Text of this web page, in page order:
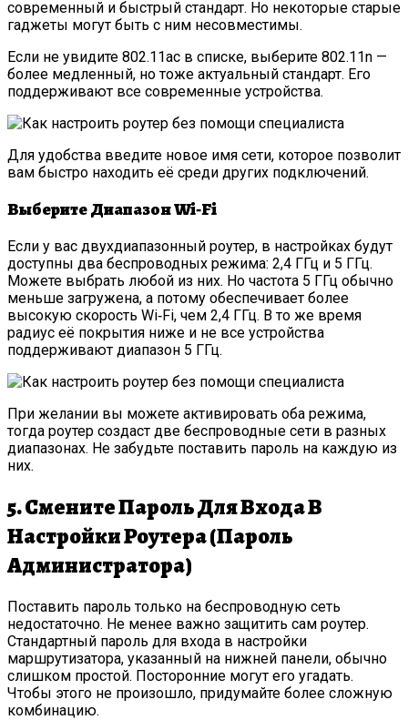
современный и быстрый стандарт. Но некоторые старые
гаджеты могут быть с ним несовместимы.
Если не увидите 802.11ac в списке, выберите 802.11n —
более медленный, но тоже актуальный стандарт. Его
поддерживают все современные устройства.
Для удобства введите новое имя сети, которое позволит
вам быстро находить её среди других подключений.
Выберите Диапазон Wi‑Fi
Если у вас двухдиапазонный роутер, в настройках будут
доступны два беспроводных режима: 2,4 ГГц и 5 ГГц.
Можете выбрать любой из них. Но частота 5 ГГц обычно
меньше загружена, а потому обеспечивает более
высокую скорость Wi‑Fi, чем 2,4 ГГц. В то же время
радиус её покрытия ниже и не все устройства
поддерживают диапазон 5 ГГц.
При желании вы можете активировать оба режима,
тогда роутер создаст две беспроводные сети в разных
диапазонах. Не забудьте поставить пароль на каждую из
них.
5. Смените Пароль Для Входа В
Настройки Роутера (пароль
Администратора)
Поставить пароль только на беспроводную сеть
недостаточно. Не менее важно защитить сам роутер.
Стандартный пароль для входа в настройки
маршрутизатора, указанный на нижней панели, обычно
слишком простой. Посторонние могут его угадать.
Чтобы этого не произошло, придумайте более сложную
комбинацию.